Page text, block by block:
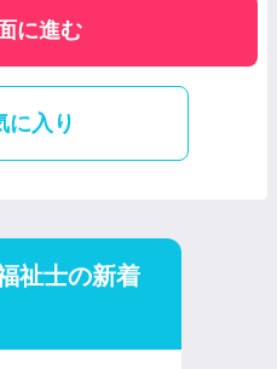
に進む
に入り
祉士の新着